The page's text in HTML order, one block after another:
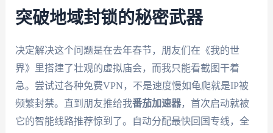
突破地域封锁的秘密武器
决定解决这个问题是在去年春节，朋友们在《我的世
界》里搭建了壮观的虚拟庙会，而我只能看截图干着
急。尝试过各种免费VPN，不是速度慢如龟爬就是IP被
频繁封禁。直到朋友推给我番茄加速器，首次启动就被
它的智能线路推荐惊到了。自动分配最快回国专线，全